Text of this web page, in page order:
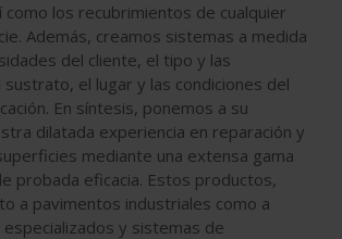
como los recubrimientos de cualquier
Además, creamos sistemas a medida
del cliente, el tipo y las
sustrato, el lugar y las condiciones del
En síntesis, ponemos a su
dilatada experiencia en reparación y
mediante una extensa gama
probada eficacia. Estos productos,
a pavimentos industriales como a
y sistemas de